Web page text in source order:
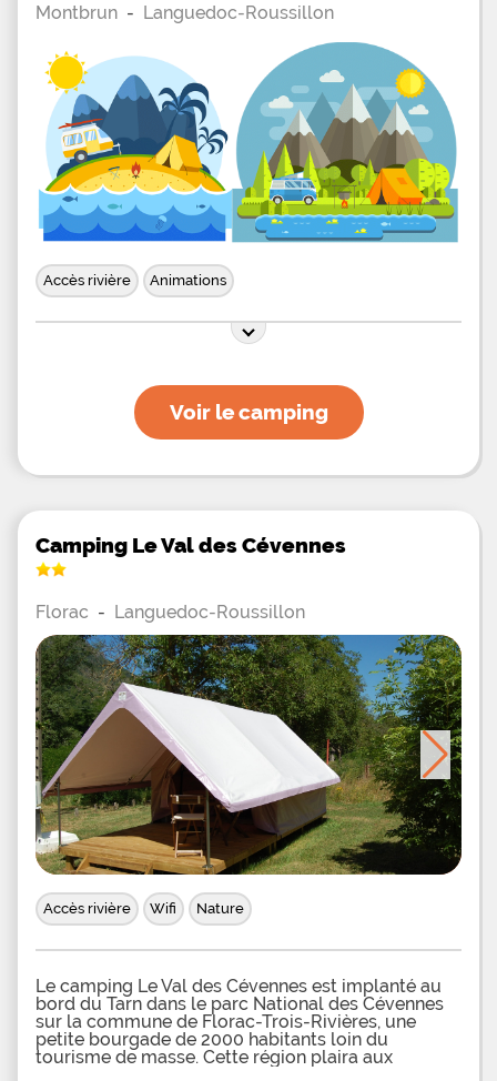
Montbrun - Languedoc-Roussillon
Accès rivière Animations
Voir le camping
Camping Le Val des Cévennes
Florac - Languedoc-Roussillon
Accès rivière Wifi Nature
Le camping Le Val des Cévennes est implanté au
bord du Tarn dans le parc National des Cévennes
sur la commune de Florac-Trois-Rivières, une
petite bourgade de 2000 habitants loin du
tourisme de masse. Cette région plaira aux